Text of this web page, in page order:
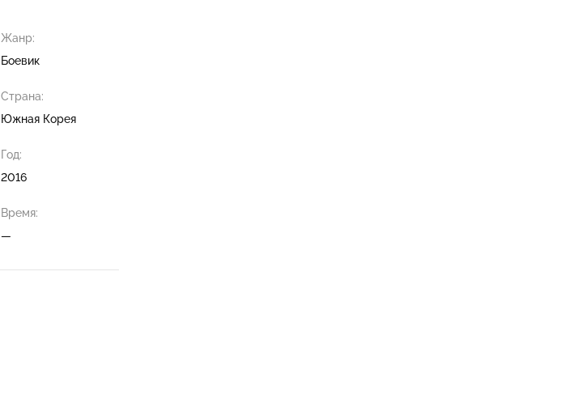
Жанр:
Боевик
Страна:
Южная Корея
Год:
2016
Время:
—